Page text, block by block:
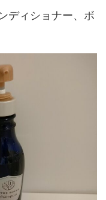
ディショナー、ボ